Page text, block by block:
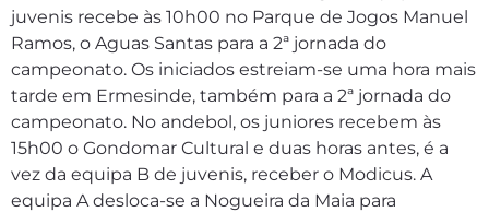
juvenis recebe às 10h00 no Parque de Jogos Manuel
Ramos, o Aguas Santas para a 2ª jornada do
campeonato. Os iniciados estreiam-se uma hora mais
tarde em Ermesinde, também para a 2ª jornada do
campeonato. No andebol, os juniores recebem às
15h00 o Gondomar Cultural e duas horas antes, é a
vez da equipa B de juvenis, receber o Modicus. A
equipa A desloca-se a Nogueira da Maia para